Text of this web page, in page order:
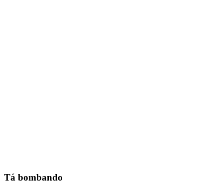
Tá bombando